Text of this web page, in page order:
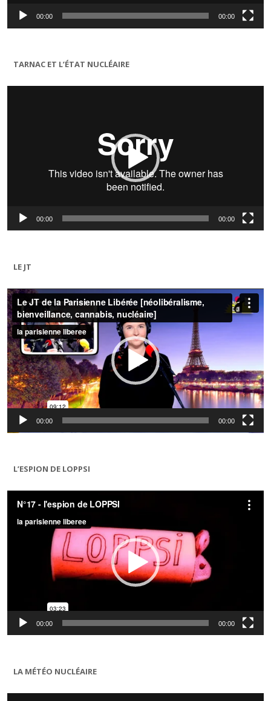
00:00 00:00
TARNAC ET L’ÉTAT NUCLÉAIRE
Lecteur
00:00 00:00
LE JT
Lecteur
vidéo
00:00 00:00
L’ESPION DE LOPPSI
Lecteur
vidéo
00:00 00:00
LA MÉTÉO NUCLÉAIRE
Lecteur